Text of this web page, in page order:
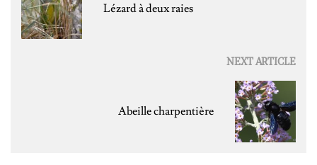
Lézard à deux raies
NEXT ARTICLE
Abeille charpentière